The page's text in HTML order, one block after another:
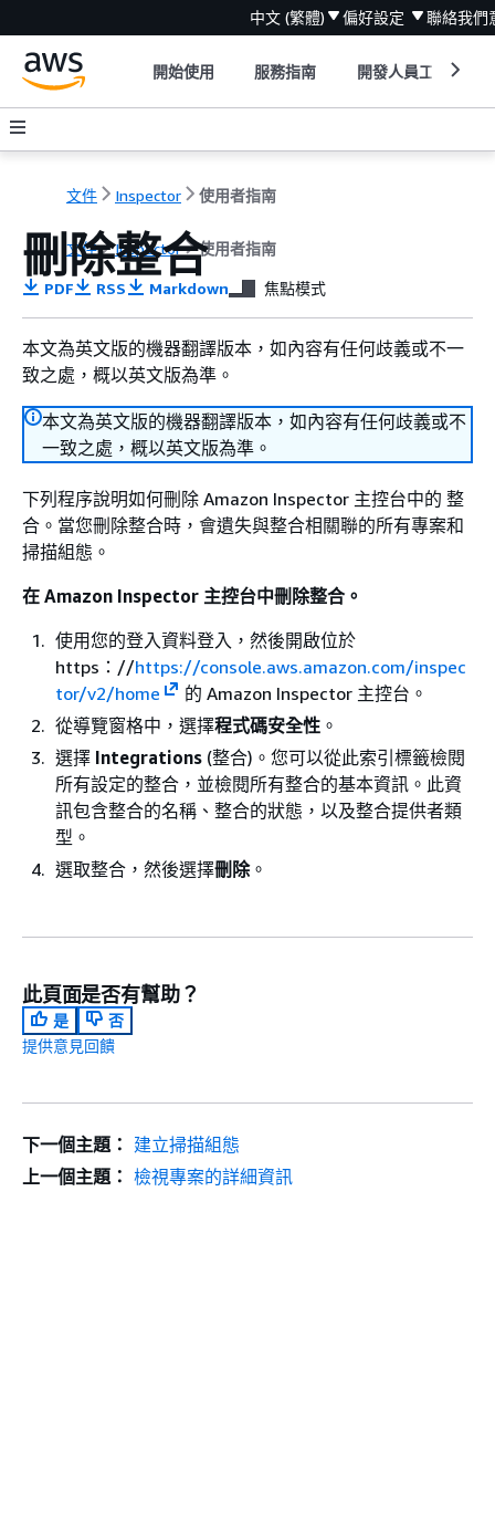
中文 (繁體) 偏好設定 聯絡我們
開始使用 服務指南 開發人員工具
文件 Inspector 使用者指南
文件 Inspector 使用者指南
刪除整合
PDF RSS Markdown 焦點模式
本文為英文版的機器翻譯版本，如內容有任何歧義或不一
致之處，概以英文版為準。
本文為英文版的機器翻譯版本，如內容有任何歧義或不
一致之處，概以英文版為準。
下列程序說明如何刪除 Amazon Inspector 主控台中的 整
合。當您刪除整合時，會遺失與整合相關聯的所有專案和
掃描組態。
在 Amazon Inspector 主控台中刪除整合。
使用您的登入資料登入，然後開啟位於
https：//https://console.aws.amazon.com/inspec
tor/v2/home
的 Amazon Inspector 主控台。
從導覽窗格中，選擇程式碼安全性 。
選擇 Integrations (整合)。您可以從此索引標籤檢閱
所有設定的整合，並檢閱所有整合的基本資訊。此資
訊包含整合的名稱、整合的狀態，以及整合提供者類
型。
選取整合，然後選擇刪除。
此頁面是否有幫助？
是
否
提供意見回饋
下一個主題： 建立掃描組態
上一個主題： 檢視專案的詳細資訊